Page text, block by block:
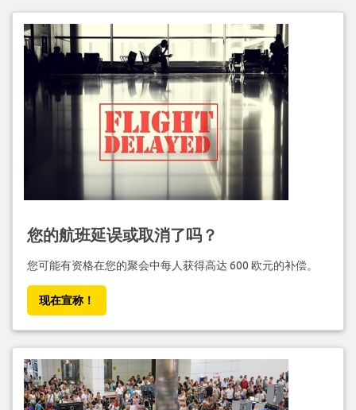
您的航班延误或取消了吗？
您可能有资格在您的聚会中每人获得高达 600 欧元的补偿。
现在宣称！